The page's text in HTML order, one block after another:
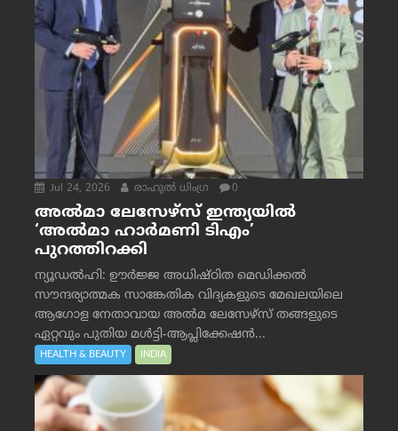
Jul 24, 2026 രാഹുല്‍ ധിംഗ്ര 0
അൽമാ ലേസേഴ്സ് ഇന്ത്യയിൽ
‘അൽമാ ഹാർമണി ടിഎം’
പുറത്തിറക്കി
ന്യൂഡൽഹി: ഊർജ്ജ അധിഷ്ഠിത മെഡിക്കൽ
സൗന്ദര്യാത്മക സാങ്കേതിക വിദ്യകളുടെ മേഖലയിലെ
ആഗോള നേതാവായ അൽമ ലേസേഴ്സ് തങ്ങളുടെ
ഏറ്റവും പുതിയ മൾട്ടി-ആപ്ലിക്കേഷൻ...
HEALTH & BEAUTY INDIA